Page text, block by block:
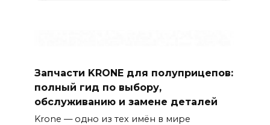
Запчасти KRONE для полуприцепов:
полный гид по выбору,
обслуживанию и замене деталей
Krone — одно из тех имён в мире